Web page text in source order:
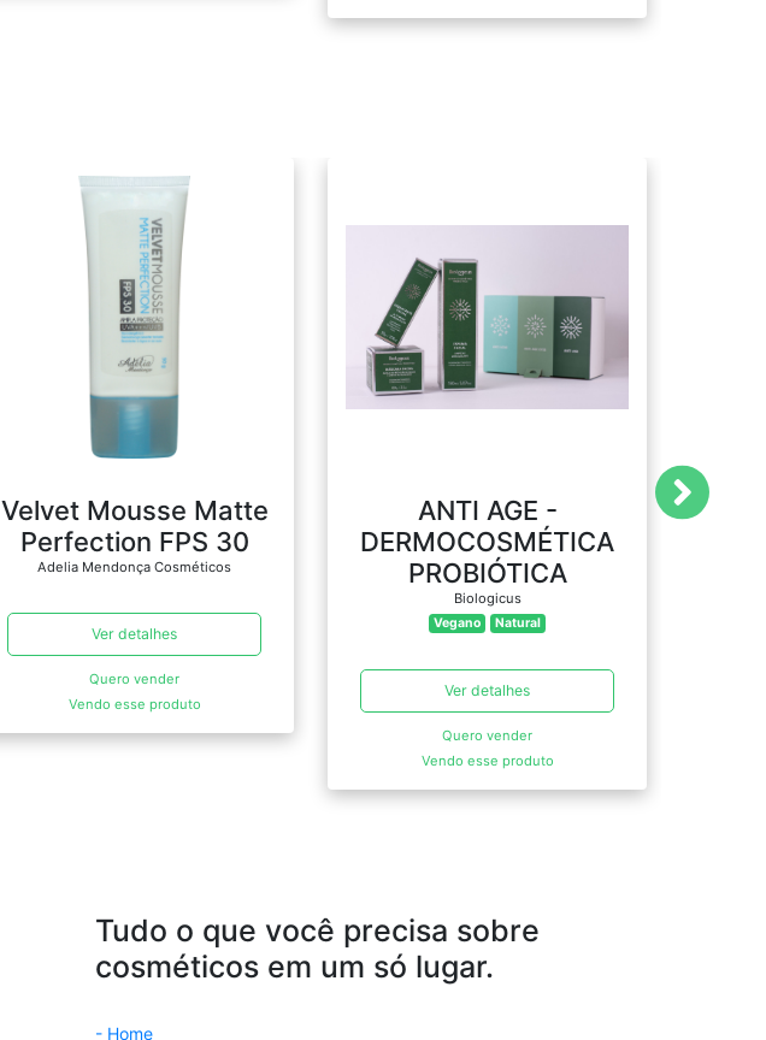
Velvet Mousse Matte
Perfection FPS 30
Adelia Mendonça Cosméticos
Ver detalhes
Quero vender
Vendo esse produto
ANTI AGE -
DERMOCOSMÉTICA
PROBIÓTICA
Biologicus
Vegano Natural
Ver detalhes
Quero vender
Vendo esse produto
Tudo o que você precisa sobre
cosméticos em um só lugar.
- Home